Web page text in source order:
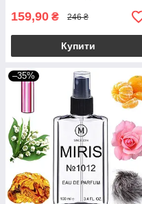
159,90 ₴ 246 ₴
Купити
–35%